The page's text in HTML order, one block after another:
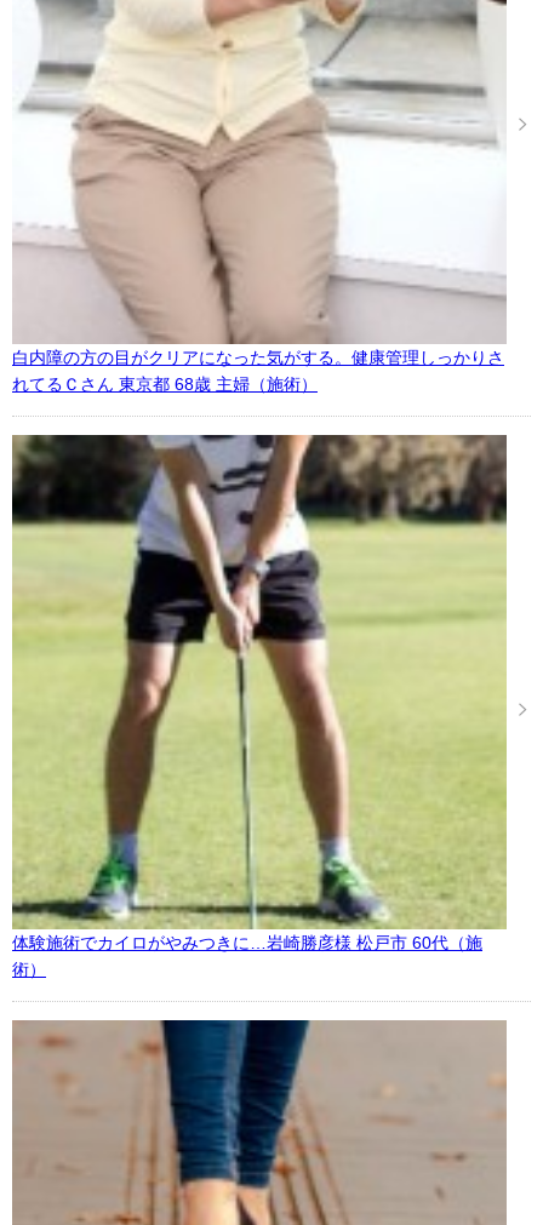
白内障の方の目がクリアになった気がする。健康管理しっかりさ
れてるＣさん 東京都 68歳 主婦（施術）
体験施術でカイロがやみつきに…岩崎勝彦様 松戸市 60代（施
術）